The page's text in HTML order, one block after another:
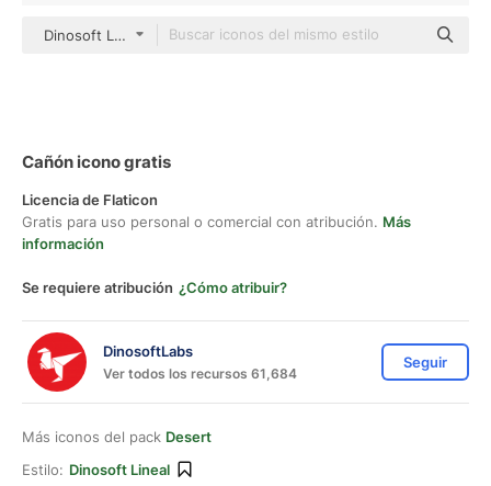
Dinosoft Lineal
Cañón icono gratis
Licencia de Flaticon
Gratis para uso personal o comercial con atribución. Más
información
Se requiere atribución ¿Cómo atribuir?
DinosoftLabs
Ver todos los recursos 61,684
Seguir
Más iconos del pack Desert
Estilo: Dinosoft Lineal